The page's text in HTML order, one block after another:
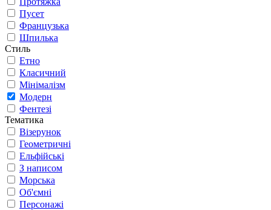
Пусет
Французька
Шпилька
Стиль
Етно
Класичний
Мінімалізм
Модерн
Фентезі
Тематика
Візерунок
Геометричні
Ельфійські
З написом
Морська
Об'ємні
Персонажі